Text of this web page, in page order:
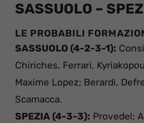
SASSUOLO –
LE PROBABILI
SASSUOLO (4-2-3-1):
Chiriches, Ferrari,
Maxime Lopez; Berardi,
Scamacca.
SPEZIA (4-3-3): Provedel;